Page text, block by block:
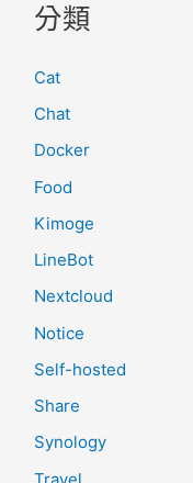
分類
Cat
Chat
Docker
Food
Kimoge
LineBot
Nextcloud
Notice
Self-hosted
Share
Synology
Travel